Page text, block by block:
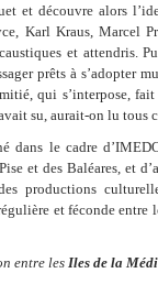
et découvre alors
Karl Kraus, Marcel
et attendris.
prêts à s’adopter
qui s’interpose,
su, aurait-on lu tous
le cadre
et des Baléares, et
productions
et féconde entre
entre les Iles de la